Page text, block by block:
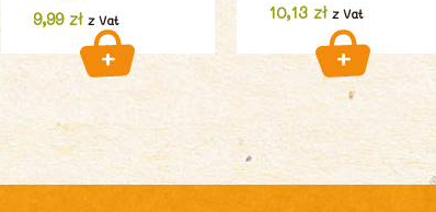
9,99zł z Vat 10,13 zł z Vat